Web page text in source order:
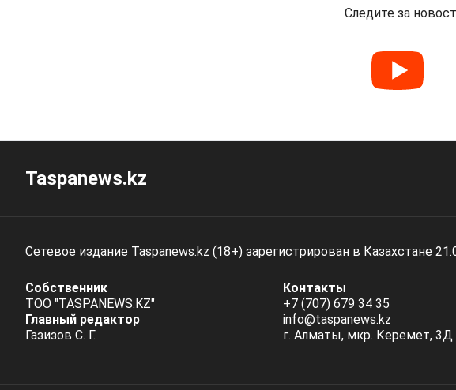
Следите за
Taspanews.kz
Сетевое издание Taspanews.kz (18+) зарегистрирован в Казахстане
Собственник
ТОО "TASPANEWS.KZ"
Главный редактор
Газизов С. Г.
Контакты
+7 (707) 679 34 35
info@taspanews.kz
г. Алматы, мкр. Керемет, 3Д